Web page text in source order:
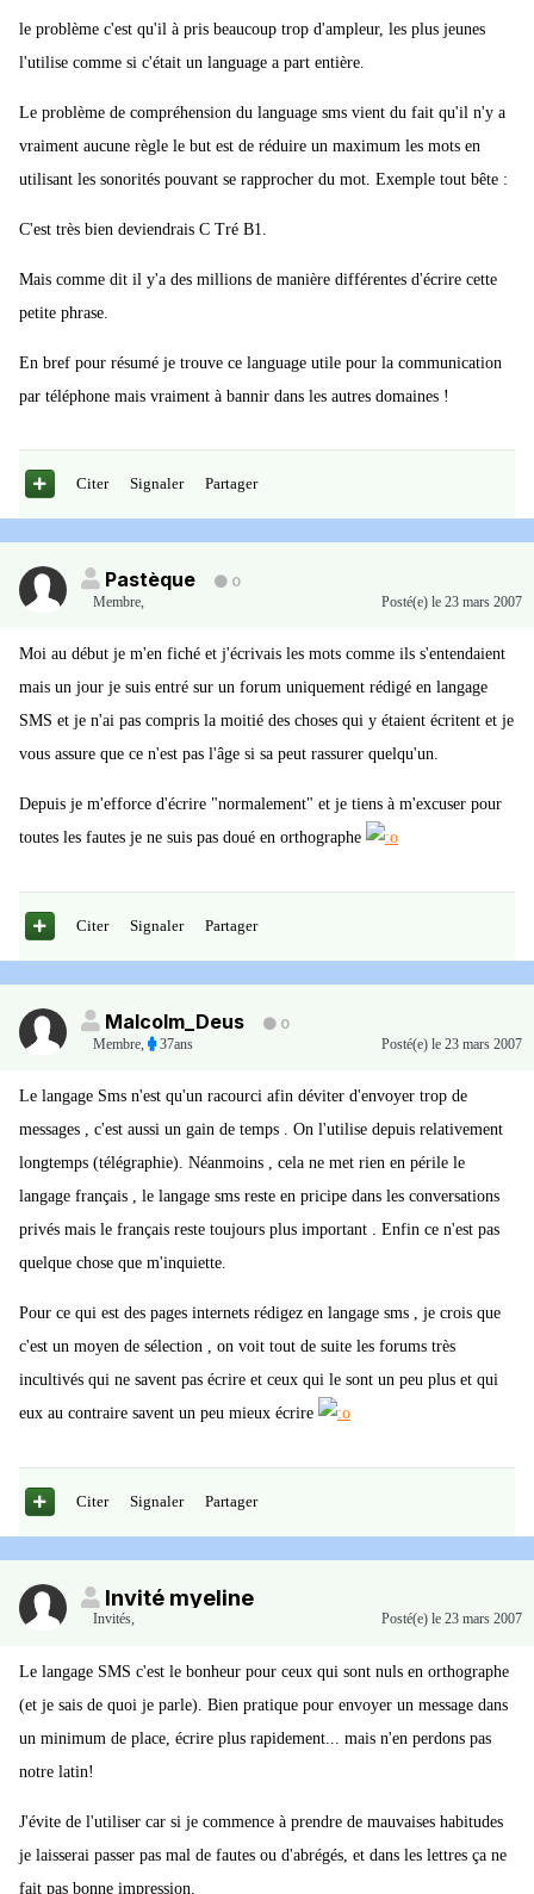
le problème c'est qu'il à pris beaucoup trop d'ampleur, les plus jeunes
l'utilise comme si c'était un language a part entière.
Le problème de compréhension du language sms vient du fait qu'il n'y a
vraiment aucune règle le but est de réduire un maximum les mots en
utilisant les sonorités pouvant se rapprocher du mot. Exemple tout bête :
C'est très bien deviendrais C Tré B1.
Mais comme dit il y'a des millions de manière différentes d'écrire cette
petite phrase.
En bref pour résumé je trouve ce language utile pour la communication
par téléphone mais vraiment à bannir dans les autres domaines !
Citer Signaler Partager
Pastèque
0
Membre
Posté(e) le 23 mars 2007
Moi au début je m'en fiché et j'écrivais les mots comme ils s'entendaient
mais un jour je suis entré sur un forum uniquement rédigé en langage
SMS et je n'ai pas compris la moitié des choses qui y étaient écritent et je
vous assure que ce n'est pas l'âge si sa peut rassurer quelqu'un.
Depuis je m'efforce d'écrire "normalement" et je tiens à m'excuser pour
toutes les fautes je ne suis pas doué en orthographe
Citer Signaler Partager
Malcolm_Deus
0
Membre
37ans Posté(e) le 23 mars 2007
Le langage Sms n'est qu'un racourci afin déviter d'envoyer trop de
messages , c'est aussi un gain de temps . On l'utilise depuis relativement
longtemps (télégraphie). Néanmoins , cela ne met rien en périle le
langage français , le langage sms reste en pricipe dans les conversations
privés mais le français reste toujours plus important . Enfin ce n'est pas
quelque chose que m'inquiette.
Pour ce qui est des pages internets rédigez en langage sms , je crois que
c'est un moyen de sélection , on voit tout de suite les forums très
incultivés qui ne savent pas écrire et ceux qui le sont un peu plus et qui
eux au contraire savent un peu mieux écrire
Citer Signaler Partager
Invité myeline
Invités Posté(e) le 23 mars 2007
Le langage SMS c'est le bonheur pour ceux qui sont nuls en orthographe
(et je sais de quoi je parle). Bien pratique pour envoyer un message dans
un minimum de place, écrire plus rapidement... mais n'en perdons pas
notre latin!
J'évite de l'utiliser car si je commence à prendre de mauvaises habitudes
je laisserai passer pas mal de fautes ou d'abrégés, et dans les lettres ça ne
fait pas bonne impression.